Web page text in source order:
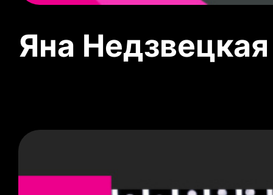
Яна Недзвецкая